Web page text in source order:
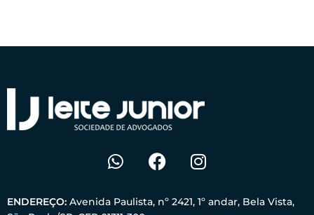
ENDEREÇO: Avenida Paulista, nº 2421, 1º andar, Bela Vista,